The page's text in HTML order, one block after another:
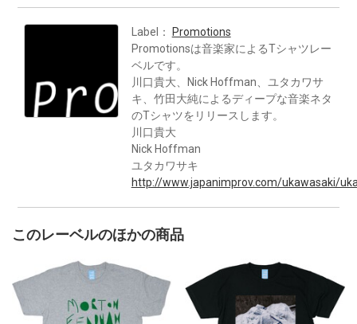
Label：
Promotions
Promotionsは音楽家によるTシャツレー
ベルです。
川口貴大、Nick Hoffman、ユタカワサ
キ、竹田大純によるディープな音楽ネタ
のTシャツをリリースします。
川口貴大
Nick Hoffman
ユタカワサキ
http://www.japanimprov.com/ukawasaki/
このレーベルのほかの商品